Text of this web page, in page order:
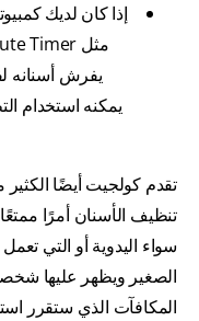
إذا كان لديك
يفرش أسنانه
يمكنه استخدام
تقدم كولجيت أيضًا
تنظيف الأسنان أمرًا ممتعًا
سواء اليدوية أو التي
الصغير ويظهر عليها
المكافآت الذي ستقرر